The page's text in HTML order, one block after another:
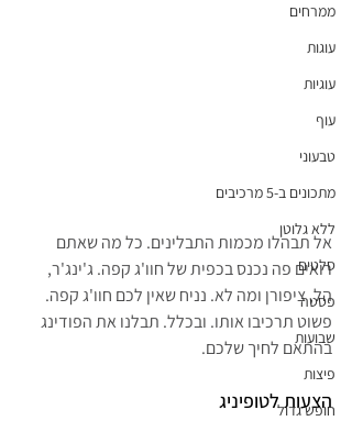
ממרחים
עוגות
עוגיות
עוף
טבעוני
מתכונים ב-5 מרכיבים
ללא גלוטן
סלטים
פסטה
שבועות
פיצות
חופש גדול
אל תבהלו מכמות התבלינים. כל מה שאתם
רואים פה נכנס בכפית של חוו'ג קפה. ג'ינג'ר,
הל, ציפורן ומה לא. נניח שאין לכם חוו'ג קפה.
פשוט תרכיבו אותו. ובכלל. תבלנו את הפודינג
בהתאם לחיך שלכם.
הצעות לטופיניג